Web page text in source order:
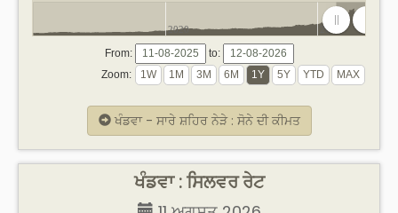
2020 2025
From:
to:
Zoom:
ਖੰਡਵਾ - ਸਾਰੇ ਸ਼ਹਿਰ ਨੇੜੇ : ਸੋਨੇ ਦੀ ਕੀਮਤ
ਖੰਡਵਾ : ਸਿਲਵਰ ਰੇਟ